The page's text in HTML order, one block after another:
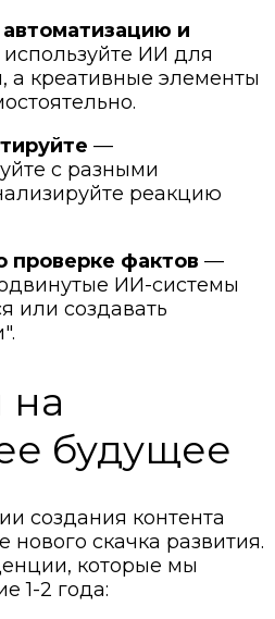
и
ИИ для
а креативные элементы
—
с разными
реакцию
проверке фактов —
ИИ-системы
или создавать
на
будущее
создания контента
нового скачка развития.
которые мы
1-2 года: